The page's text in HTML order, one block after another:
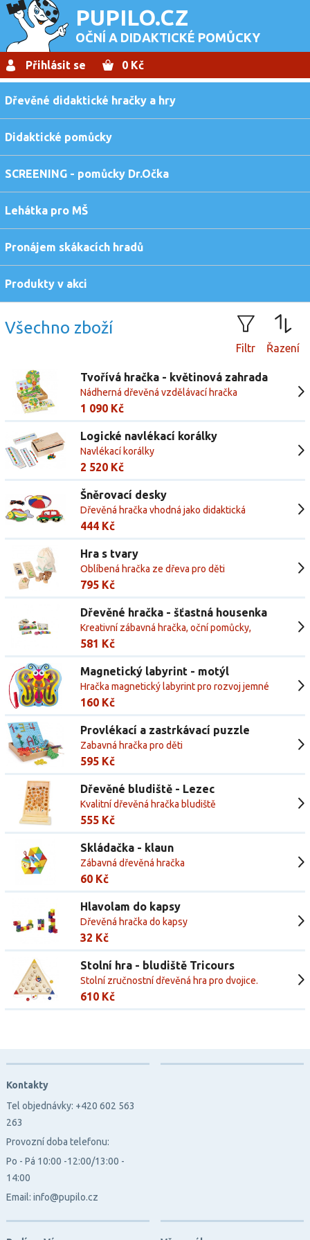
PUPILO.CZ
OČNÍ A DIDAKTICKÉ POMŮCKY
Přihlásit se 0 Kč
Dřevěné didaktické hračky a hry
Didaktické pomůcky
SCREENING - pomůcky Dr.Očka
Lehátka pro MŠ
Pronájem skákacích hradů
Produkty v akci
Všechno zboží
Filtr Řazení
Tvořívá hračka - květinová zahrada
Nádherná dřevěná vzdělávací hračka
1 090 Kč
Logické navlékací korálky
Navlékací korálky
2 520 Kč
Šněrovací desky
Dřevěná hračka vhodná jako didaktická
pomůcka
444 Kč
Hra s tvary
Oblíbená hračka ze dřeva pro děti
795 Kč
Dřevěné hračka - šťastná housenka
Kreativní zábavná hračka, oční pomůcky,
pleoptická pomůcka
581 Kč
Magnetický labyrint - motýl
Hračka magnetický labyrint pro rozvoj jemné
motoriky pro děti
160 Kč
Provlékací a zastrkávací puzzle
Zabavná hračka pro děti
595 Kč
Dřevěné bludiště - Lezec
Kvalitní dřevěná hračka bludiště
555 Kč
Skládačka - klaun
Zábavná dřevěná hračka
60 Kč
Hlavolam do kapsy
Dřevěná hračka do kapsy
32 Kč
Stolní hra - bludiště Tricours
Stolní zručnostní dřevěná hra pro dvojice.
610 Kč
Kontakty
Tel objednávky: +420 602 563
263
Provozní doba telefonu:
Po - Pá 10:00 -12:00/13:00 -
14:00
Email: info@pupilo.cz